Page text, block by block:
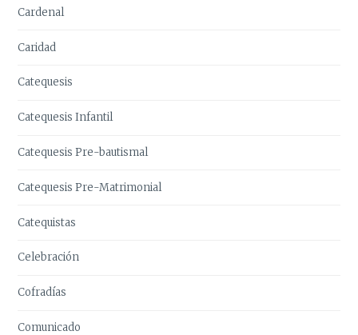
Cardenal
Caridad
Catequesis
Catequesis Infantil
Catequesis Pre-bautismal
Catequesis Pre-Matrimonial
Catequistas
Celebración
Cofradías
Comunicado